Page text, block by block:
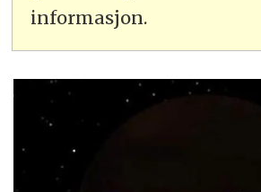
informasjon.